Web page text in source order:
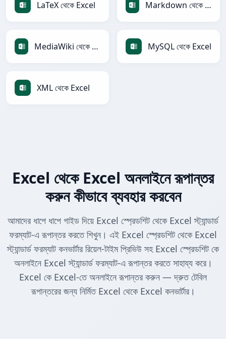
LaTeX থেকে Excel Markdown থেকে Excel
MediaWiki থেকে Excel MySQL থেকে Excel
XML থেকে Excel
Excel থেকে Excel অনলাইনে রূপান্তর
করুন কীভাবে ব্যবহার করবেন
আমাদের ধাপে ধাপে গাইড দিয়ে Excel স্প্রেডশিট থেকে Excel স্ট্যান্ডার্ড
ফরম্যাট-এ রূপান্তর করতে শিখুন। এই Excel স্প্রেডশিট থেকে Excel
স্ট্যান্ডার্ড ফরম্যাট কনভার্টার রিয়েল-টাইম প্রিভিউ সহ Excel স্প্রেডশিট কে
অনলাইনে Excel স্ট্যান্ডার্ড ফরম্যাট-এ রূপান্তর করতে সাহায্য করে।
Excel কে Excel-তে অনলাইনে রূপান্তর করুন — দ্রুত টেবিল
রূপান্তরের জন্য নির্মিত Excel থেকে Excel কনভার্টার।